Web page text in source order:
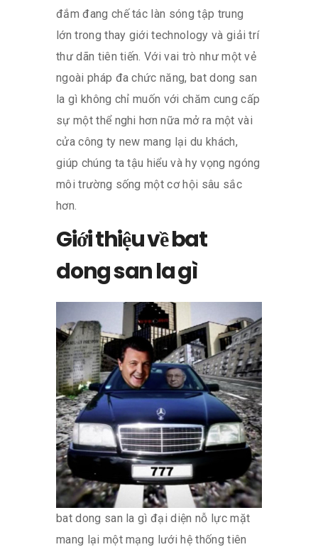
đắm đang chế tác làn sóng tập trung
lớn trong thay giới technology và giải trí
thư dãn tiên tiến. Với vai trò như một vẻ
ngoài pháp đa chức năng, bat dong san
la gì không chỉ muốn với chăm cung cấp
sự một thể nghi hơn nữa mở ra một vài
cửa công ty new mang lại du khách,
giúp chúng ta tậu hiểu và hy vọng ngóng
môi trường sống một cơ hội sâu sắc
hơn.
Giới thiệu về bat
dong san la gì
bat dong san la gì đại diện nỗ lực mặt
mang lại một mạng lưới hệ thống tiên